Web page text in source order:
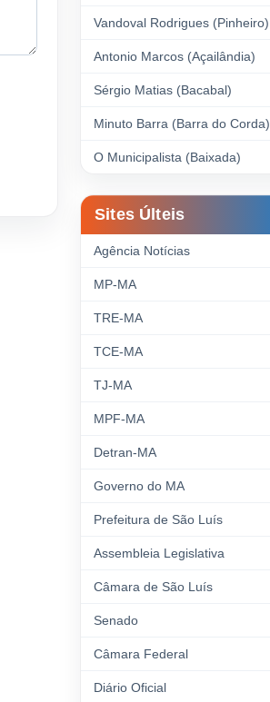
Vandoval Rodrigues (Pinheiro)
Antonio Marcos (Açailândia)
Sérgio Matias (Bacabal)
Minuto Barra (Barra do Corda)
O Municipalista (Baixada)
Sites Últeis
Agência Notícias
MP-MA
TRE-MA
TCE-MA
TJ-MA
MPF-MA
Detran-MA
Governo do MA
Prefeitura de São Luís
Assembleia Legislativa
Câmara de São Luís
Senado
Câmara Federal
Diário Oficial